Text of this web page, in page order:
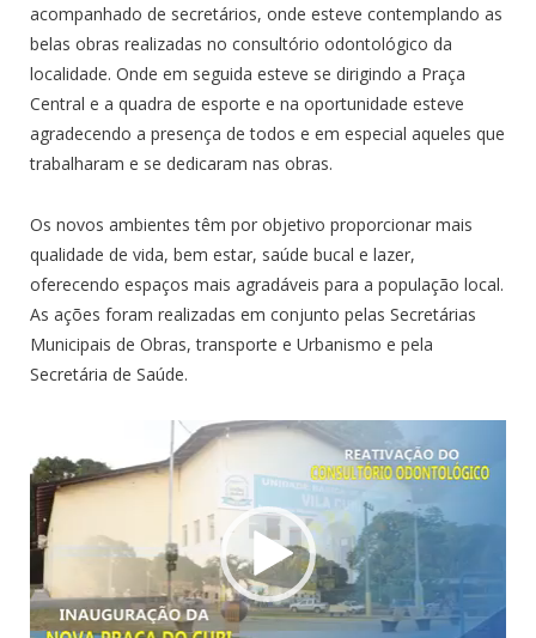
acompanhado de secretários, onde esteve contemplando as
belas obras realizadas no consultório odontológico da
localidade. Onde em seguida esteve se dirigindo a Praça
Central e a quadra de esporte e na oportunidade esteve
agradecendo a presença de todos e em especial aqueles que
trabalharam e se dedicaram nas obras.
Os novos ambientes têm por objetivo proporcionar mais
qualidade de vida, bem estar, saúde bucal e lazer,
oferecendo espaços mais agradáveis para a população local.
As ações foram realizadas em conjunto pelas Secretárias
Municipais de Obras, transporte e Urbanismo e pela
Secretária de Saúde.
de
vídeo